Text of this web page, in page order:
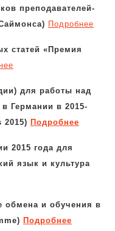
преподавателей-
Подробнее
статей «Премия
для работы над
Германии в 2015-
2015) Подробнее
2015 года для
язык и культура
обмена и обучения в
Подробнее